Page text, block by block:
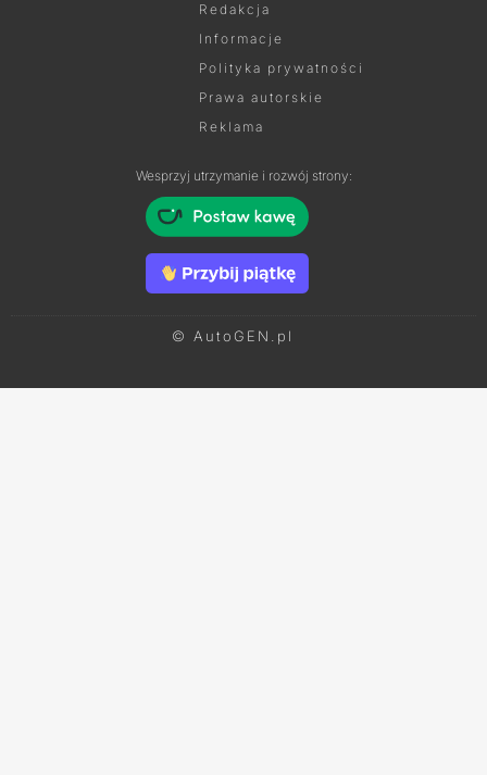
Redakcja
Informacje
Polityka prywatności
Prawa autorskie
Reklama
Wesprzyj utrzymanie i rozwój strony:
© AutoGEN.pl